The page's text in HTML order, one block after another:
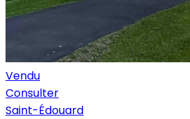
Vendu
Consulter
Saint-Édouard